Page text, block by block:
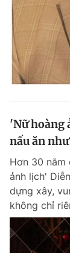
'Nữ hoàng
nấu ăn
Hơn 30 năm
ảnh lịch'
dựng xây,
không chỉ